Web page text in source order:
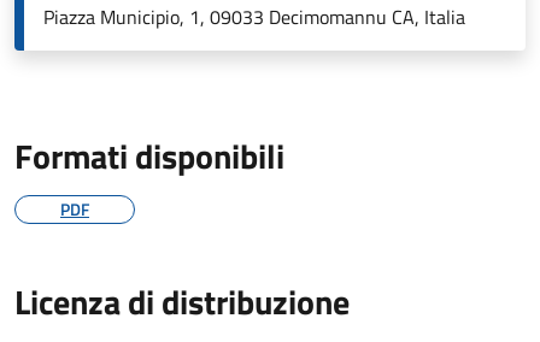
Piazza Municipio, 1, 09033 Decimomannu CA, Italia
Formati disponibili
PDF
Licenza di distribuzione